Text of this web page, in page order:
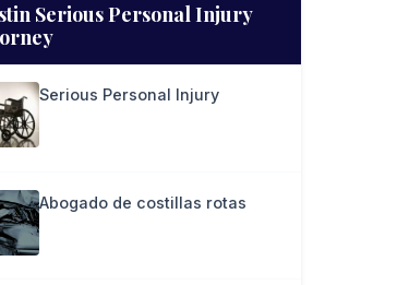
Serious Personal Injury
Serious Personal Injury
Abogado de costillas rotas